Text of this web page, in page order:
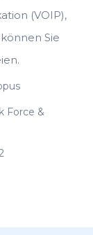
(VOIP),
Sie
Force &